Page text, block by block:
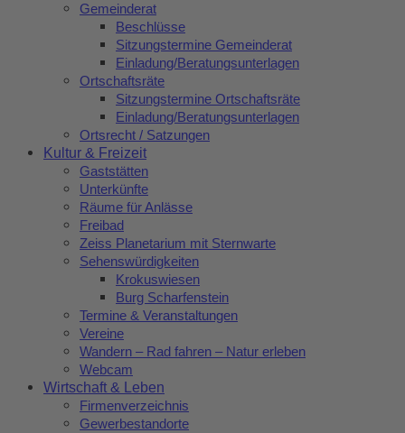
Gemeinderat
Beschlüsse
Sitzungstermine Gemeinderat
Einladung/Beratungsunterlagen
Ortschaftsräte
Sitzungstermine Ortschaftsräte
Einladung/Beratungsunterlagen
Ortsrecht / Satzungen
Kultur & Freizeit
Gaststätten
Unterkünfte
Räume für Anlässe
Freibad
Zeiss Planetarium mit Sternwarte
Sehenswürdigkeiten
Krokuswiesen
Burg Scharfenstein
Termine & Veranstaltungen
Vereine
Wandern – Rad fahren – Natur erleben
Webcam
Wirtschaft & Leben
Firmenverzeichnis
Gewerbestandorte